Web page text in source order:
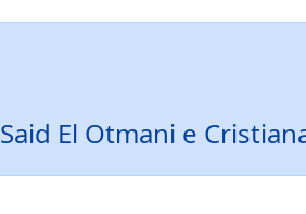
Said El Otmani e